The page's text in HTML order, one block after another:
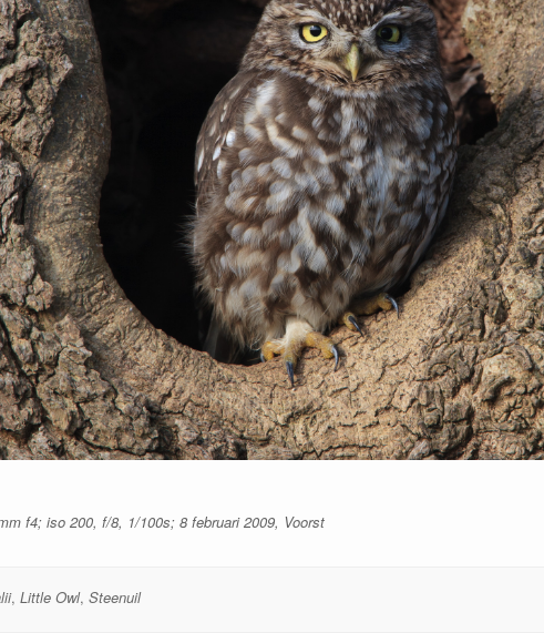
f4; iso 200, f/8, 1/100s; 8 februari 2009, Voorst
, Little Owl, Steenuil